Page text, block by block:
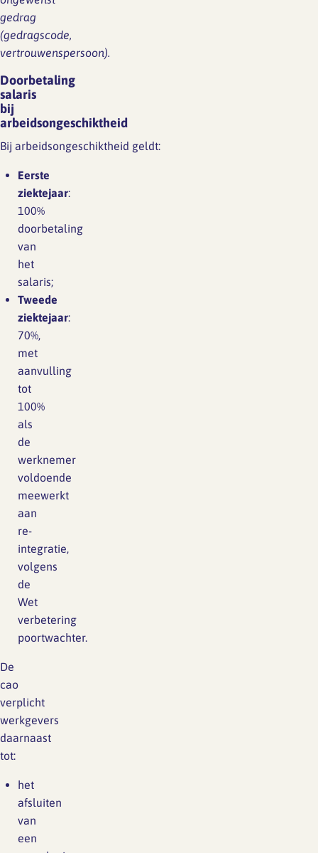
gedrag
(gedragscode,
vertrouwenspersoon).
Doorbetaling
salaris
bij
arbeidsongeschiktheid
Bij arbeidsongeschiktheid geldt:
Eerste
ziektejaar:
100%
doorbetaling
van
het
salaris;
Tweede
ziektejaar:
70%,
met
aanvulling
tot
100%
als
de
werknemer
voldoende
meewerkt
aan
re-
integratie,
volgens
de
Wet
verbetering
poortwachter.
De
cao
verplicht
werkgevers
daarnaast
tot:
het
afsluiten
van
een